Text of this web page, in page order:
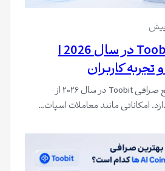
بررسی صرافی Toobit در سال 2026 |
تجربه کاربران
این مقاله به بررسی جامع صرافی Toobit در سال ۲۰۲۶ از
امکاناتی مانند معاملات اسپات…